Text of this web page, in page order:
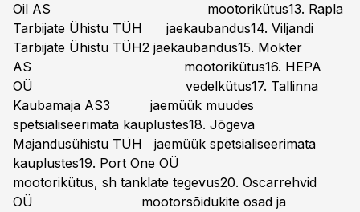
Oil AS mootorikütus13. Rapla
Tarbijate Ühistu TÜH jaekaubandus14. Viljandi
Tarbijate Ühistu TÜH2 jaekaubandus15. Mokter
AS mootorikütus16. HEPA
OÜ vedelkütus17. Tallinna
Kaubamaja AS3 jaemüük muudes
spetsialiseerimata kauplustes18. Jõgeva
Majandusühistu TÜH jaemüük spetsialiseerimata
kauplustes19. Port One OÜ
mootorikütus, sh tanklate tegevus20. Oscarrehvid
OÜ mootorsõidukite osad ja